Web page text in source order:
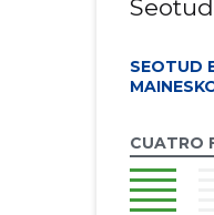
SEOTUD
CUATRO